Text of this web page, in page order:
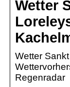
Wetter
Wetter
Regenradar